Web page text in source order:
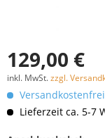
129,00 €
inkl. MwSt.zzgl.
Lieferzeit ca. 5-7